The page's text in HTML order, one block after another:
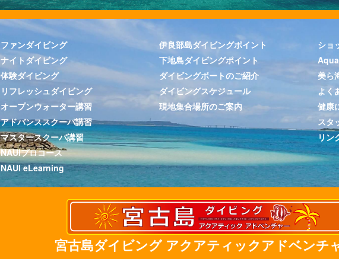
ファンダイビング
ナイトダイビング
体験ダイビング
リフレッシュダイビング
オープンウォーター講習
アドバンススクーバ講習
マスタースクーバ講習
NAUIプロコース
NAUI eLearning
伊良部島ダイビングポイント
下地島ダイビングポイント
ダイビングボートのご紹介
ダイビングスケジュール
現地集合場所のご案内
ショ
美ら
よく
健康
スタ
リン
宮古島ダイビング アクアティックアドベンチ